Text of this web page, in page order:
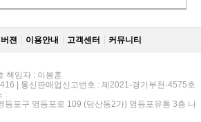
젼 이용안내 고객센터 커뮤니티
책임자 : 이봉훈
| 통신판매업신고번호 : 제2021-경기부천-4575호
:
등포구 영등포로 109 (당산동2가) 영등포유통 3층 나